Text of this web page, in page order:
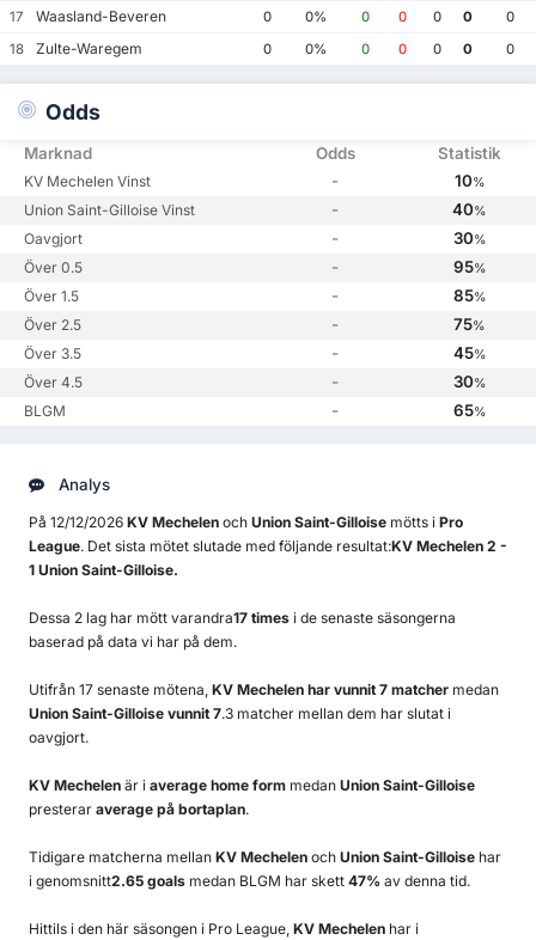
17
Waasland-Beveren 0 0% 0 0 0 0
0
18
Zulte-Waregem 0 0% 0 0 0 0 0
Odds
Marknad Odds Statistik
KV Mechelen Vinst - 10%
Union Saint-Gilloise Vinst - 40%
Oavgjort - 30%
Över 0.5 - 95%
Över 1.5 - 85%
Över 2.5 - 75%
Över 3.5 - 45%
Över 4.5 - 30%
BLGM - 65%
Analys
På 12/12/2026 KV Mechelen och Union Saint-Gilloise mötts i Pro
League. Det sista mötet slutade med följande resultat:KV Mechelen 2 -
1 Union Saint-Gilloise.
Dessa 2 lag har mött varandra17 times i de senaste säsongerna
baserad på data vi har på dem.
Utifrån 17 senaste mötena, KV Mechelen har vunnit 7 matcher medan
Union Saint-Gilloise vunnit 7.3 matcher mellan dem har slutat i
oavgjort.
KV Mechelen är i average home form medan Union Saint-Gilloise
presterar average på bortaplan.
Tidigare matcherna mellan KV Mechelen och Union Saint-Gilloise har
i genomsnitt2.65 goals medan BLGM har skett 47% av denna tid.
Hittils i den här säsongen i Pro League, KV Mechelen har i